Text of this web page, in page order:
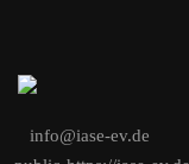
info@iase-ev.de